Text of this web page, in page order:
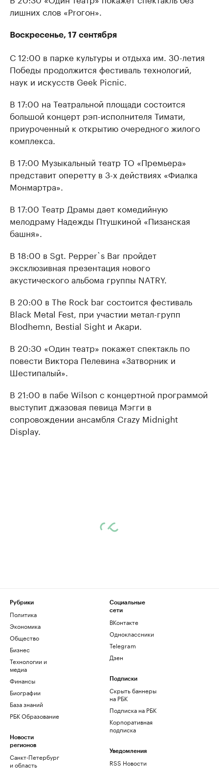
лишних слов «Proгон».
Воскресенье, 17 сентября
С 12:00 в парке культуры и отдыха им. 30-летия
Победы продолжится фестиваль технологий,
наук и искусств Geek Picnic.
В 17:00 на Театральной площади состоится
большой концерт рэп-исполнителя Тимати,
приуроченный к открытию очередного жилого
комплекса.
В 17:00 Музыкальный театр ТО «Премьера»
представит оперетту в 3-х действиях «Фиалка
Монмартра».
В 17:00 Театр Драмы дает комедийную
мелодраму Надежды Птушкиной «Пизанская
башня».
В 18:00 в Sgt. Pepper`s Bar пройдет
эксклюзивная презентация нового
акустического альбома группы NATRY.
В 20:00 в The Rock bar состоится фестиваль
Black Metal Fest, при участии метал-групп
Blodhemn, Bestial Sight и Акари.
В 20:30 «Один театр» покажет спектакль по
повести Виктора Пелевина «Затворник и
Шестипалый».
В 21:00 в пабе Wilson с концертной программой
выступит джазовая певица Мэгги в
сопровождении ансамбля Crazy Midnight
Display.
Рубрики
Политика
Экономика
Общество
Бизнес
Технологии и
медиа
Финансы
Биографии
База знаний
РБК Образование
Новости
регионов
Санкт-Петербург
и область
Социальные
сети
ВКонтакте
Одноклассники
Telegram
Дзен
Подписки
Скрыть баннеры
на РБК
Подписка на РБК
Корпоративная
подписка
Уведомления
RSS Новости